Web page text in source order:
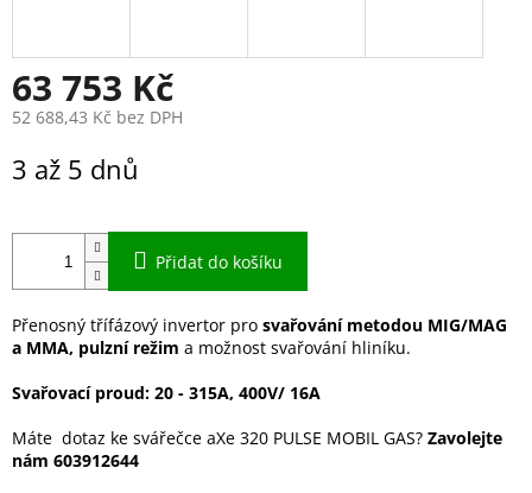
63 753 Kč
52 688,43 Kč bez DPH
cena:
3 až 5 dnů
Přidat do košíku
Přenosný třífázový invertor pro svařování metodou MIG/MAG
a MMA, pulzní režim a možnost svařování hliníku.
Svařovací proud: 20 - 315A, 400V/ 16A
Máte dotaz ke svářečce aXe 320 PULSE MOBIL GAS? Zavolejte
nám 603912644